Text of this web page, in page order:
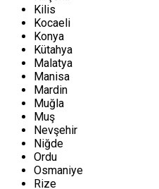
Kilis
Kocaeli
Konya
Kütahya
Malatya
Manisa
Mardin
Muğla
Muş
Nevşehir
Niğde
Ordu
Osmaniye
Rize